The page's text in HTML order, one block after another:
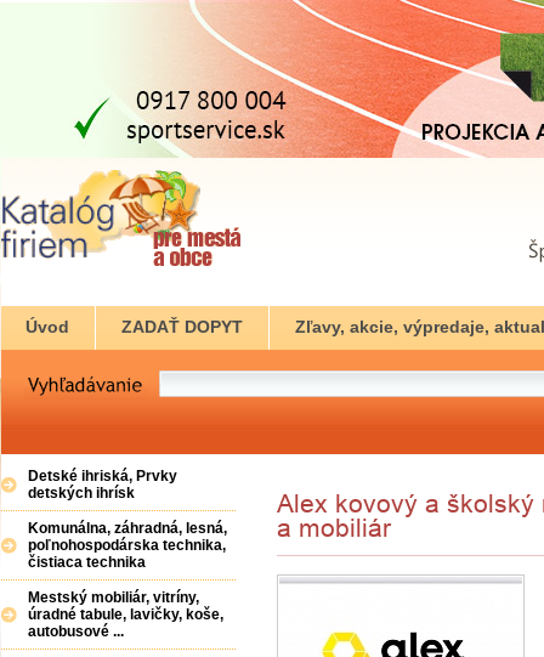
Úvod ZADAŤ DOPYT Zľavy, akcie, výpredaje,
Detské ihriská, Prvky
detských ihrísk
Komunálna, záhradná, lesná,
poľnohospodárska technika,
čistiaca technika
Mestský mobiliár, vitríny,
úradné tabule, lavičky, koše,
autobusové ...